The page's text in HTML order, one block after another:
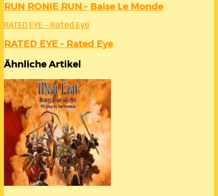
RUN RONIE RUN - Baise Le Monde
RATED EYE - Rated Eye
RATED EYE - Rated Eye
Ähnliche Artikel